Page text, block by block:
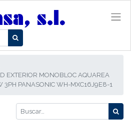
EXTERIOR MONOBLOC AQUAREA
3PH PANASONIC WH-MXC16J9E8-1